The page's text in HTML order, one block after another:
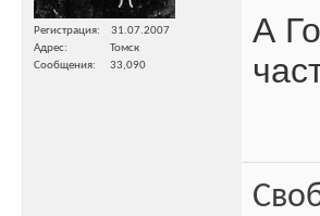
Регистрация
31.07.2007
Адрес
Томск
Сообщения
33,090
А